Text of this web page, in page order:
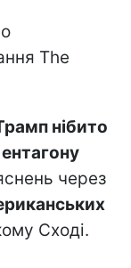
The
нібито
через
Сході.